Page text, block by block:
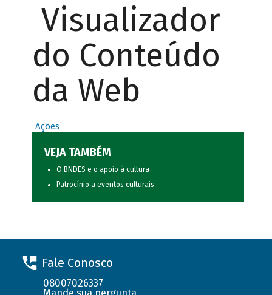
Visualizador
do Conteúdo
da Web
Ações
VEJA TAMBÉM
O BNDES e o apoio à cultura
Patrocínio a eventos culturais
Fale Conosco
08007026337